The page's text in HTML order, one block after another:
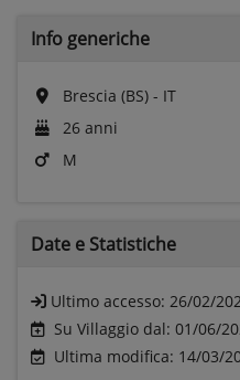
Info generiche
Brescia (BS) - IT
26 anni
M
Date e Statistiche
Ultimo accesso: 26/02/
Su Villaggio dal: 01/06/
Ultima modifica: 14/03/